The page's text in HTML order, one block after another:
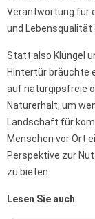
Verantwortung für
und Lebensqualität
Statt also Klüngel
Hintertür bräuchte
auf naturgipsfreie
Naturerhalt, um
Landschaft für
Menschen vor Ort
Perspektive zur
zu bieten.
Lesen Sie auch